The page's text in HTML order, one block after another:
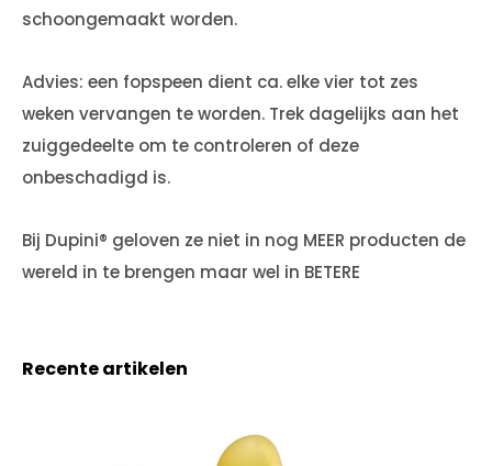
schoongemaakt worden.
Advies: een fopspeen dient ca. elke vier tot zes
weken vervangen te worden. Trek dagelijks aan het
zuiggedeelte om te controleren of deze
onbeschadigd is.
Bij Dupini® geloven ze niet in nog MEER producten de
wereld in te brengen maar wel in BETERE
Recente artikelen